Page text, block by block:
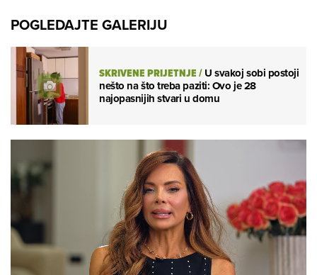
POGLEDAJTE GALERIJU
SKRIVENE PRIJETNJE/U svakoj sobi postoji
nešto na što treba paziti: Ovo je 28
najopasnijih stvari u domu